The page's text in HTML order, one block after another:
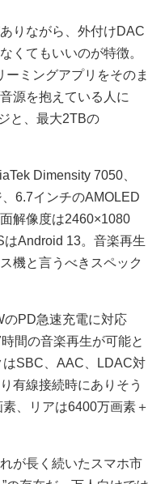
りながら、外付けDAC
くてもいいのが特徴。
ミングアプリをそのま
源を抱えている人に
と、最大2TBの
Dimensity 7050、
6.7インチのAMOLED
解像度は2460×1080
Android 13。音楽再生
機と言うべきスペック
PD急速充電に対応
間の音楽再生が可能と
はSBC、AAC、LDAC対
有線接続時にありそう
、リアは6400万画素＋
が長く続いたスマホ市